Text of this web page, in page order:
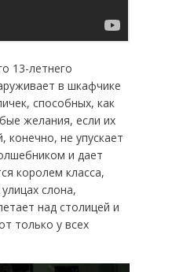
13-летнего
в шкафчике
способных, как
желания, если их
конечно, не упускает
и дает
королем класса,
слона,
над столицей и
только у всех